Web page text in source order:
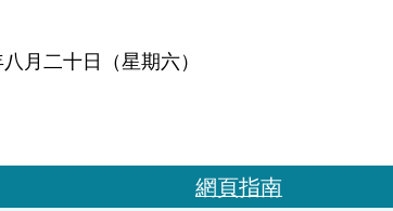
月二十日（星期六）
網頁指南